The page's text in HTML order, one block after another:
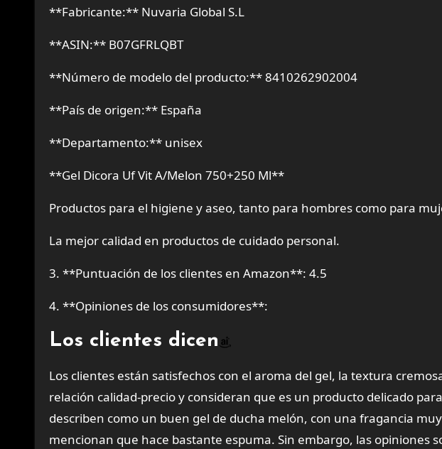
**Fabricante:** Nuvaria Global S.L
**ASIN:** B07GFRLQBT
**Número de modelo del producto:** 8410262902004
**País de origen:** España
**Departamento:** unisex
**Gel Dicora Uf Vit A/Melon 750+250 Ml**
Productos para el higiene y aseo, tanto para hombres como para
La mejor calidad en productos de cuidado personal.
3. **Puntuación de los clientes en Amazon**: 4.5
4. **Opiniones de los consumidores**:
Los clientes dicen
Los clientes están satisfechos con el aroma del gel, la textura
relación calidad-precio y consideran que es un producto delicado
describen como un buen gel de ducha melón, con una fragancia
mencionan que hace bastante espuma. Sin embargo, las opiniones